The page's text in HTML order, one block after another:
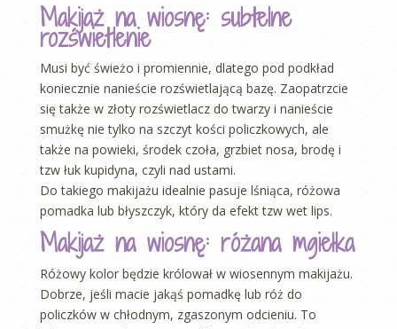
Makijaż na wiosnę: subtelne
rozświetlenie
Musi być świeżo i promiennie, dlatego pod podkład
koniecznie nanieście rozświetlającą bazę. Zaopatrzcie
się także w złoty rozświetlacz do twarzy i nanieście
smużkę nie tylko na szczyt kości policzkowych, ale
także na powieki, środek czoła, grzbiet nosa, brodę i
tzw łuk kupidyna, czyli nad ustami.
Do takiego makijażu idealnie pasuje lśniąca, różowa
pomadka lub błyszczyk, który da efekt tzw wet lips.
Makijaż na wiosnę: różana mgiełka
Różowy kolor będzie królował w wiosennym makijażu.
Dobrze, jeśli macie jakąś pomadkę lub róż do
policzków w chłodnym, zgaszonym odcieniu. To